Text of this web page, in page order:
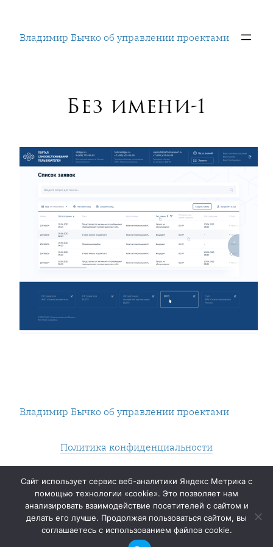
содержимому
Владимир Бычко об управлении проектами
Без имени-1
Владимир Бычко об управлении проектами
Политика конфиденциальности
2014 — ∞
Электропочта:vladimir@bychko.ru
Сайт использует сервис веб-аналитики Яндекс Метрика с
помощью технологии «cookie». Это позволяет нам
анализировать взаимодействие посетителей с сайтом и
делать его лучше. Продолжая пользоваться сайтом, вы
соглашаетесь с использованием файлов cookie.